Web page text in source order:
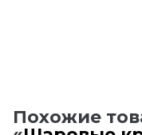
Похожие